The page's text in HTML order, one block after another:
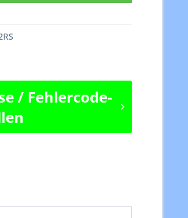
/ Fehlercode-